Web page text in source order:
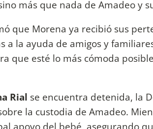
más que nada de Amadeo y
que Morena ya recibió sus
a la ayuda de amigos y
que esté lo más cómoda
Rial se encuentra detenida, la
la custodia de Amadeo.
apoyo del bebé, asegurando